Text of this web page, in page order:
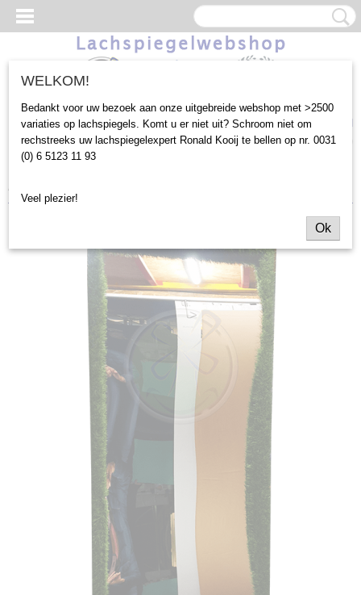
Inloggen Registreren
UW WINKELWAGEN
Geen producten
WELKOM!
Bedankt voor uw bezoek aan onze uitgebreide webshop met >2500
variaties op lachspiegels. Komt u er niet uit? Schroom niet om
rechstreeks uw lachspiegelexpert Ronald Kooij te bellen op nr. 0031
(0) 6 5123 11 93
Veel plezier!
Ok